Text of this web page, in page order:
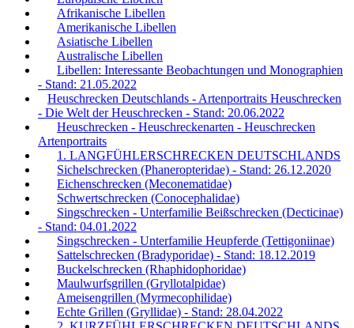
Afrikanische Libellen
Amerikanische Libellen
Asiatische Libellen
Australische Libellen
Libellen: Interessante Beobachtungen und Monographien
- Stand: 21.05.2022
Heuschrecken Deutschlands - Artenportraits Heuschrecken
- Die Welt der Heuschrecken - Stand: 20.06.2022
Heuschrecken - Heuschreckenarten - Heuschrecken
Artenportraits
1. LANGFÜHLERSCHRECKEN DEUTSCHLANDS
Sichelschrecken (Phaneropteridae) - Stand: 26.12.2020
Eichenschrecken (Meconematidae)
Schwertschrecken (Conocephalidae)
Singschrecken - Unterfamilie Beißschrecken (Decticinae)
- Stand: 04.01.2022
Singschrecken - Unterfamilie Heupferde (Tettigoniinae)
Sattelschrecken (Bradyporidae) - Stand: 18.12.2019
Buckelschrecken (Rhaphidophoridae)
Maulwurfsgrillen (Gryllotalpidae)
Ameisengrillen (Myrmecophilidae)
Echte Grillen (Gryllidae) - Stand: 28.04.2022